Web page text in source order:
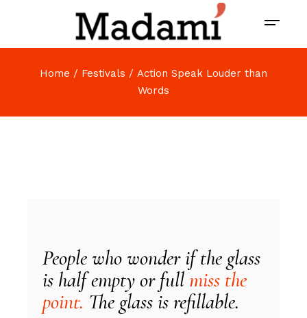
Home Festivals
Action Speak Louder than
Words
People who wonder if the glass
is half empty or fullmiss the
point. The glass is refillable.